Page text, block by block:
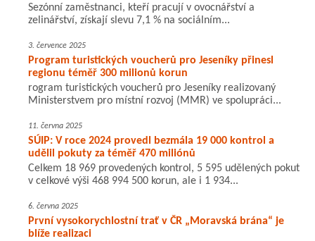
Sezónní zaměstnanci, kteří pracují v ovocnářství a
zelinářství, získají slevu 7,1 % na sociálním...
3. července 2025
Program turistických voucherů pro Jeseníky přinesl
regionu téměř 300 milionů korun
rogram turistických voucherů pro Jeseníky realizovaný
Ministerstvem pro místní rozvoj (MMR) ve spolupráci...
11. června 2025
SÚIP: V roce 2024 provedl bezmála 19 000 kontrol a
udělil pokuty za téměř 470 miliónů
Celkem 18 969 provedených kontrol, 5 595 udělených pokut
v celkové výši 468 994 500 korun, ale i 1 934...
6. června 2025
První vysokorychlostní trať v ČR „Moravská brána“ je
blíže realizaci